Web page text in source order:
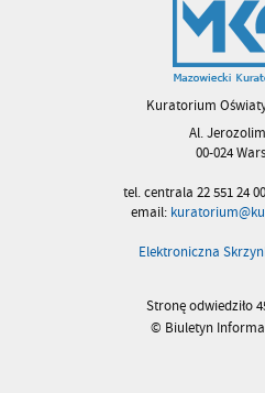
Kuratorium
Al.
00-024
tel. centrala 22 551 24
email:
Elektroniczna
Stronę odwiedziło
© Biuletyn